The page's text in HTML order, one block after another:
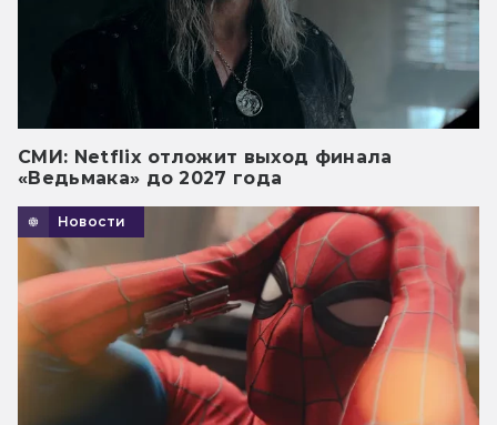
СМИ: Netflix отложит выход финала
«Ведьмака» до 2027 года
Новости